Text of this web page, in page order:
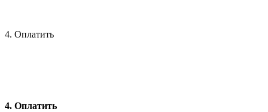
4. Оплатить
4. Оплатить